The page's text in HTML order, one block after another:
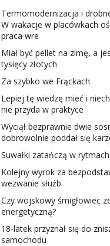
Termomodernizacja i
W wakacje w placówkach
praca wre
Miał być pellet na zimę, a
tysięcy złotych
Za szybko we Frąckach
Lepiej tę wiedzę mieć i
nie przyda w praktyce
Wyciął bezprawnie dwie
dobrowolnie poddał się
Suwałki zatańczą w
Kolejny wyrok za
wezwanie służb
Czy wojskowy śmigłowiec
energetyczną?
18-latek przyznał się do
samochodu